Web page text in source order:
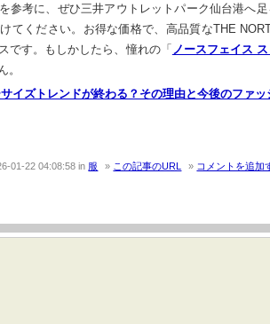
参考に、ぜひ三井アウトレットパーク仙台港へ
てください。お得な価格で、高品質なTHE
です。もしかしたら、憧れの「 ノースフェイス
。
イズトレンドが終わる？その理由と今後のファ
01-22 04:08:58in 服 この記事のURL コメントを追加